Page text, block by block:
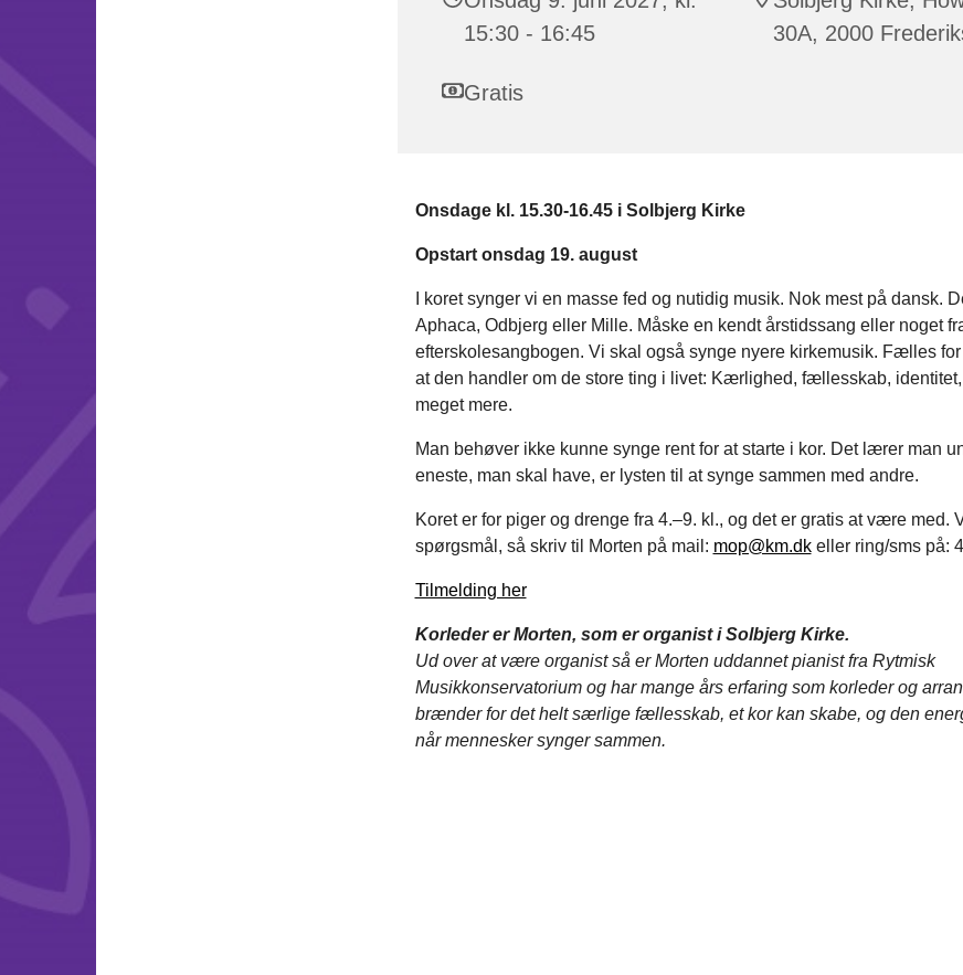
15:30 - 16:45
30A, 2000
Gratis
Onsdage kl. 15.30-16.45 i Solbjerg Kirke
Opstart onsdag 19. august
I koret synger vi en masse fed og nutidig musik. Nok mest på dansk.
Aphaca, Odbjerg eller Mille. Måske en kendt årstidssang eller noget
efterskolesangbogen. Vi skal også synge nyere kirkemusik. Fælles for
at den handler om de store ting i livet: Kærlighed, fællesskab,
meget mere.
Man behøver ikke kunne synge rent for at starte i kor. Det lærer man
eneste, man skal have, er lysten til at synge sammen med andre.
Koret er for piger og drenge fra 4.–9. kl., og det er gratis at være med.
spørgsmål, så skriv til Morten på mail: mop@km.dkeller ring/sms på:
Tilmelding her
Korleder er Morten, som er organist i Solbjerg Kirke.
Ud over at være organist så er Morten uddannet pianist fra Rytmisk
Musikkonservatorium og har mange års erfaring som korleder og
brænder for det helt særlige fællesskab, et kor kan skabe, og den
når mennesker synger sammen.